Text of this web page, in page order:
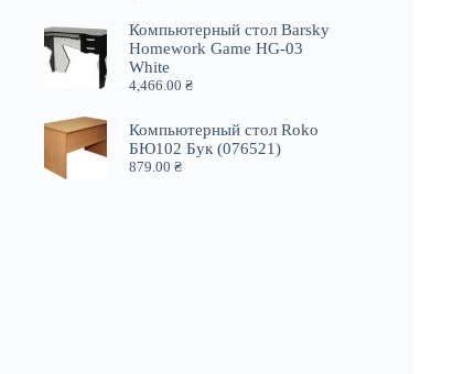
Компьютерный стол Barsky
Homework Game HG-03
White
4,466.00₴
Компьютерный стол Roko
БЮ102 Бук (076521)
879.00₴